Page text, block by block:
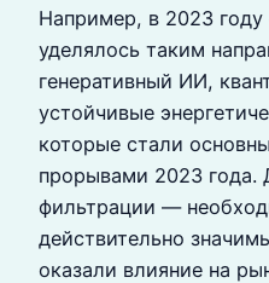
Например, в 2023
уделялось таким
генеративный ИИ,
устойчивые
которые стали
прорывами 2023 года.
фильтрации —
действительно
оказали влияние на